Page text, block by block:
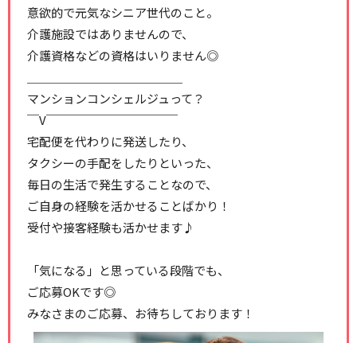
意欲的で元気なシニア世代のこと。
介護施設ではありませんので、
介護資格などの資格はいりません◎
マンションコンシェルジュって？
￣V￣￣￣￣￣￣￣￣￣￣￣
宅配便を代わりに発送したり、
タクシーの手配をしたりといった、
毎日の生活で発生することなので、
ご自身の経験を活かせることばかり！
受付や接客経験も活かせます♪
「気になる」と思っている段階でも、
ご応募OKです◎
みなさまのご応募、お待ちしております！